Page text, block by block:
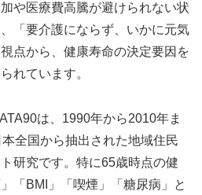
や医療費高騰が避けられない状
「要介護にならず、いかに元気
点から、健康寿命の決定要因を
れています。
は、1990年から2010年ま
全国から抽出された地域住民
研究です。特に65歳時点の健
「BMI」「喫煙」「糖尿病」と